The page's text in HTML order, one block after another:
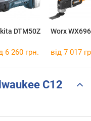
DTM50Z Worx
6 260 грн. від 7 017
C12